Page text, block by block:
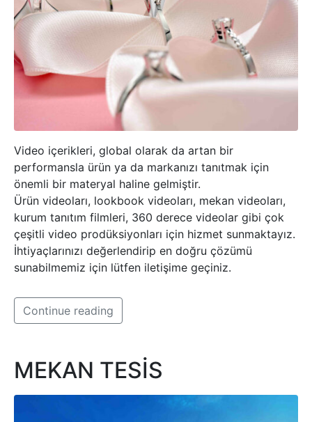
Video içerikleri, global olarak da artan bir
performansla ürün ya da markanızı tanıtmak için
önemli bir materyal haline gelmiştir.
Ürün videoları, lookbook videoları, mekan videoları,
kurum tanıtım filmleri, 360 derece videolar gibi çok
çeşitli video prodüksiyonları için hizmet sunmaktayız.
İhtiyaçlarınızı değerlendirip en doğru çözümü
sunabilmemiz için lütfen iletişime geçiniz.
Continue reading
MEKAN TESİS